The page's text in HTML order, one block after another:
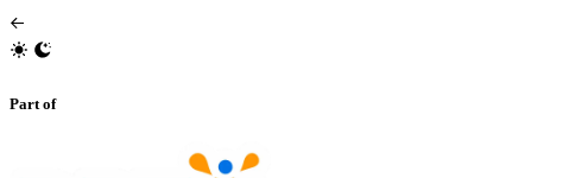
Part of